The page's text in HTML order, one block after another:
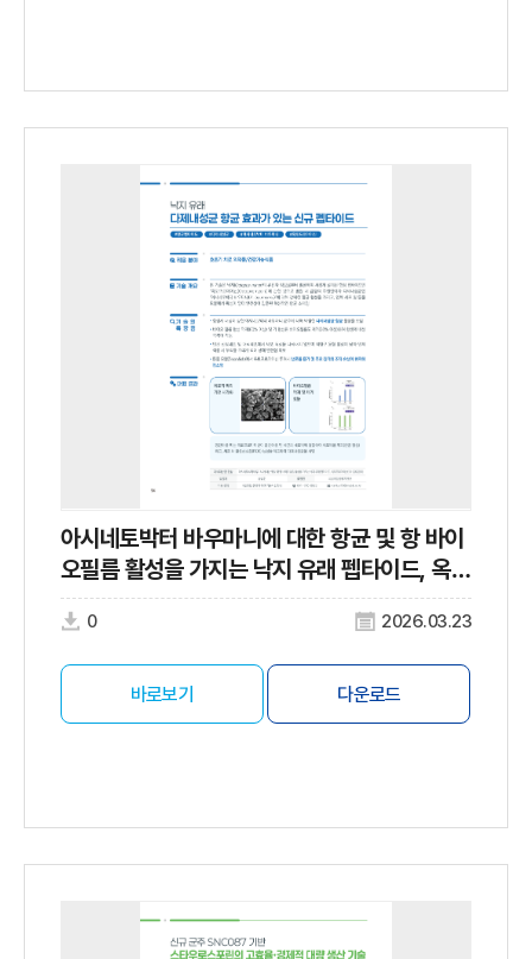
아시네토박터 바우마니에 대한 항균 및 항 바이
오필름 활성을 가지는 낙지 유래 펩타이드, 옥토
프로마이신
0 2026.03.23
바로보기 다운로드